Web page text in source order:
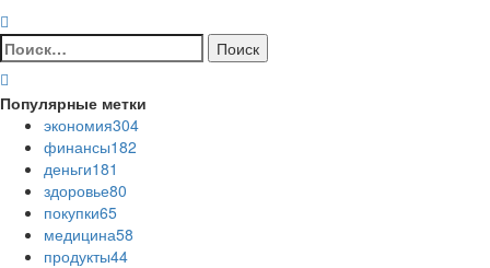
Найти:
Популярные метки
экономия304
финансы182
деньги181
здоровье80
покупки65
медицина58
продукты44